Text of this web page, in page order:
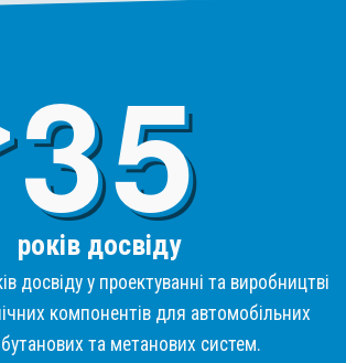
3
років досвіду
досвіду у проектуванні та виробництві
компонентів для автомобільних
та метанових систем.